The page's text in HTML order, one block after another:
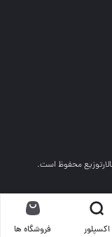
اکسپلور فروشگاه ها
محفوظ است.